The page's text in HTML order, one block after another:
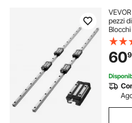
pezzi
da te,
3D
60